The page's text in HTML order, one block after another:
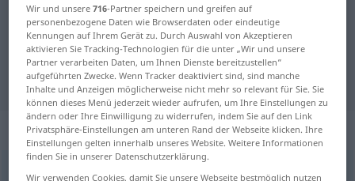
Deutsch-Spanisch Übersetzung für
"Quittung"
"Quittung" Spanisch Übersetzung
„Quittung“: Femininum
Quittung < Quittung ; Quittungen >
Wir und unsere716-Partner speichern und greifen auf
personenbezogene Daten wie Browserdaten oder eindeutige
Kennungen auf Ihrem Gerät zu. Durch Auswahl von Akzeptieren
aktivieren Sie Tracking-Technologien für die unter „Wir und unsere
Partner verarbeiten Daten, um Ihnen Dienste bereitzustellen“
aufgeführten Zwecke. Wenn Tracker deaktiviert sind, sind manche
Inhalte und Anzeigen möglicherweise nicht mehr so relevant für Sie. Sie
können dieses Menü jederzeit wieder aufrufen, um Ihre Einstellungen zu
ändern oder Ihre Einwilligung zu widerrufen, indem Sie auf den Link
Privatsphäre-Einstellungen am unteren Rand der Webseite klicken. Ihre
Einstellungen gelten innerhalb unseres Website. Weitere Informationen
finden Sie in unserer Datenschutzerklärung.
Wir verwenden Cookies, damit Sie unsere Webseite bestmöglich nutzen